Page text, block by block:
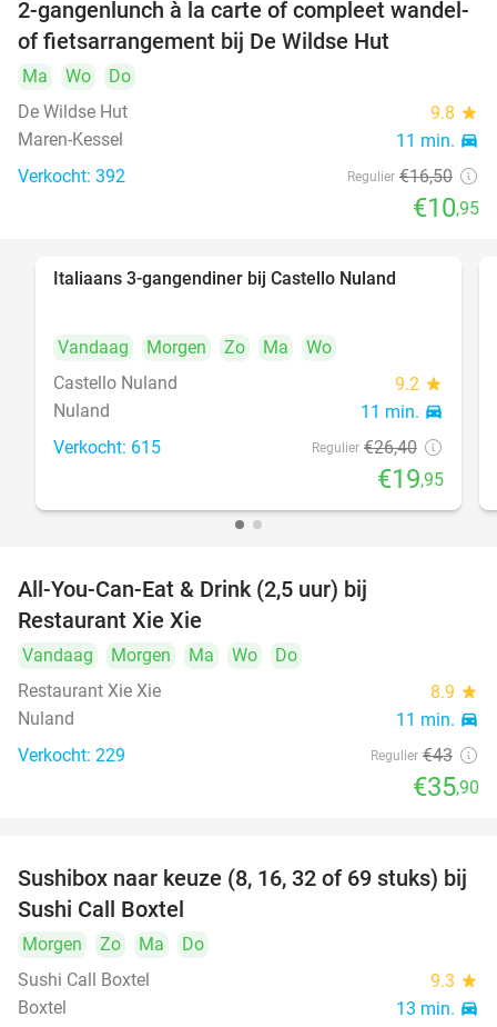
34%
2-gangenlunch à la carte of compleet wandel-
of fietsarrangement bij De Wildse Hut
Ma Wo
Do
De Wildse Hut
9.8 star
Maren-Kessel 11 min. directions_car
Verkocht: 392 Regulier €16,50
€10,95
Italiaans 3-gangendiner bij Castello Nuland
Vandaag Morgen Zo Ma
Wo
Castello Nuland
9.2 star
Nuland 11 min. directions_car
Verkocht: 615 Regulier €26,40
€19,95
All-You-Can-Eat & Drink (2,5 uur) bij
Restaurant Xie Xie
Vandaag Morgen Ma Wo
Do
Restaurant Xie Xie
8.9 star
Nuland 11 min. directions_car
Verkocht: 229 Regulier €43
€35,90
53%
Sushibox naar keuze (8, 16, 32 of 69 stuks) bij
Sushi Call Boxtel
Morgen Zo Ma
Do
Sushi Call Boxtel
9.3 star
Boxtel 13 min. directions_car